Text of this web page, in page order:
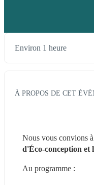
Environ 1 heure
À PROPOS DE CET
Nous vous convions
d'Éco-conception et
Au programme :